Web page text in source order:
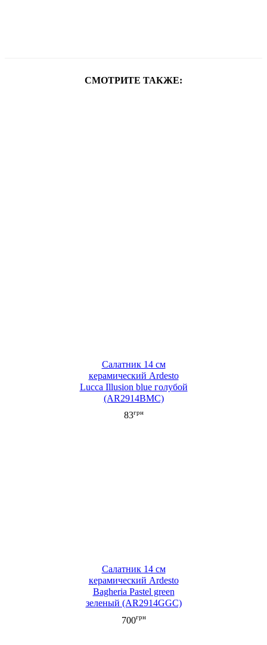
СМОТРИТЕ ТАКЖЕ:
Салатник 14 см
керамический Ardesto
Lucca Illusion blue голубой
(AR2914BMC)
83грн
Салатник 14 см
керамический Ardesto
Bagheria Pastel green
зеленый (AR2914GGC)
700грн